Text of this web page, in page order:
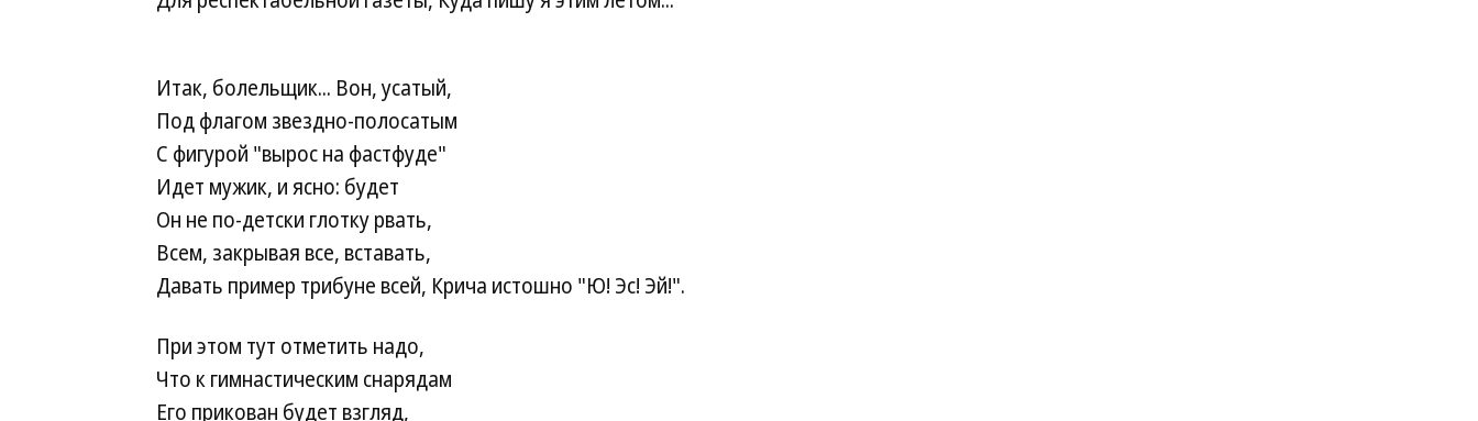
Итак, болельщик... Вон, усатый,
Под флагом звездно-полосатым
С фигурой "вырос на фастфуде"
Идет мужик, и ясно: будет
Он не по-детски глотку рвать,
Всем, закрывая все, вставать,
Давать пример трибуне всей, Крича истошно "Ю! Эс! Эй!".
При этом тут отметить надо,
Что к гимнастическим снарядам
Его прикован будет взгляд,